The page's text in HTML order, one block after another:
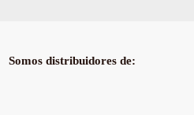
Somos distribuidores de: